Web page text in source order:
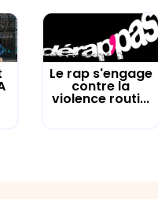
Le rap s'engage
contre la
violence routi...